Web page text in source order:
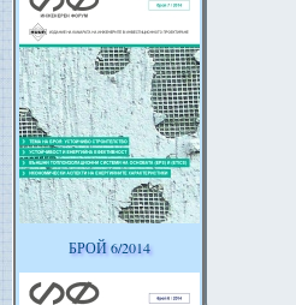
БРОЙ 6/2014